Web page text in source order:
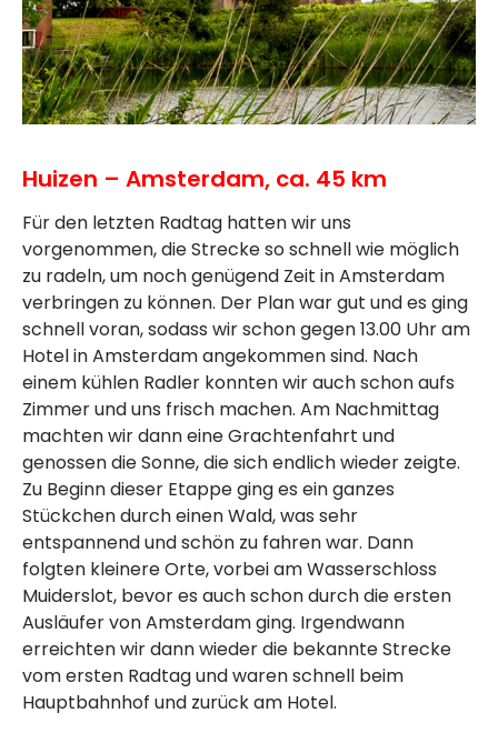
Huizen – Amsterdam, ca. 45 km
Für den letzten Radtag hatten wir uns
vorgenommen, die Strecke so schnell wie möglich
zu radeln, um noch genügend Zeit in Amsterdam
verbringen zu können. Der Plan war gut und es ging
schnell voran, sodass wir schon gegen 13.00 Uhr am
Hotel in Amsterdam angekommen sind. Nach
einem kühlen Radler konnten wir auch schon aufs
Zimmer und uns frisch machen. Am Nachmittag
machten wir dann eine Grachtenfahrt und
genossen die Sonne, die sich endlich wieder zeigte.
Zu Beginn dieser Etappe ging es ein ganzes
Stückchen durch einen Wald, was sehr
entspannend und schön zu fahren war. Dann
folgten kleinere Orte, vorbei am Wasserschloss
Muiderslot, bevor es auch schon durch die ersten
Ausläufer von Amsterdam ging. Irgendwann
erreichten wir dann wieder die bekannte Strecke
vom ersten Radtag und waren schnell beim
Hauptbahnhof und zurück am Hotel.